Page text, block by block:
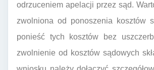
odrzuceniem apelacji przez sąd.
zwolniona od ponoszenia kosztów
ponieść tych kosztów bez
zwolnienie od kosztów sądowych